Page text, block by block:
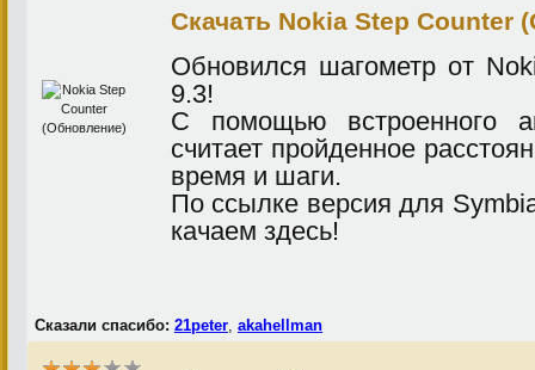
Скачать Nokia Step Counter
Обновился шагометр от
9.3!
С помощью встроенного
считает пройденное
время и шаги.
По ссылке версия для
качаем здесь!
Сказали спасибо: 21peter akahellman